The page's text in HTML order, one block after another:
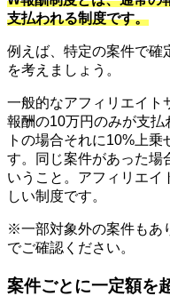
支払われる制度です。
例えば、特定の案件で確
を考えましょう。
一般的なアフィリエイト
報酬の10万円のみが支払
トの場合それに10%上
す。同じ案件があった場
いうこと。アフィリエイ
しい制度です。
※一部対象外の案件もあ
でご確認ください。
案件ごとに一定額を